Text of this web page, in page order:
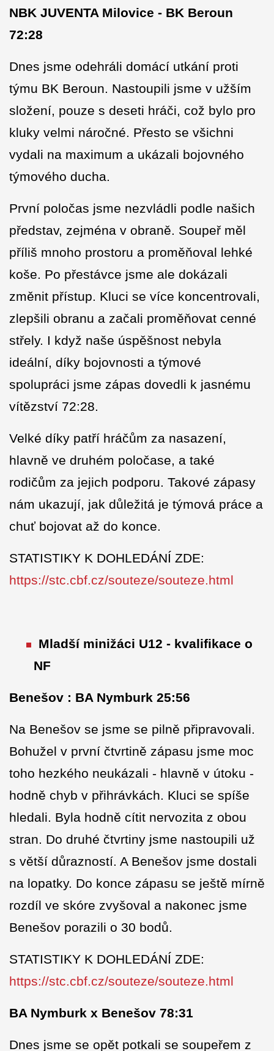
NBK JUVENTA Milovice - BK Beroun
72:28
Dnes jsme odehráli domácí utkání proti
týmu BK Beroun. Nastoupili jsme v užším
složení, pouze s deseti hráči, což bylo pro
kluky velmi náročné. Přesto se všichni
vydali na maximum a ukázali bojovného
týmového ducha.
První poločas jsme nezvládli podle našich
představ, zejména v obraně. Soupeř měl
příliš mnoho prostoru a proměňoval lehké
koše. Po přestávce jsme ale dokázali
změnit přístup. Kluci se více koncentrovali,
zlepšili obranu a začali proměňovat cenné
střely. I když naše úspěšnost nebyla
ideální, díky bojovnosti a týmové
spolupráci jsme zápas dovedli k jasnému
vítězství 72:28.
Velké díky patří hráčům za nasazení,
hlavně ve druhém poločase, a také
rodičům za jejich podporu. Takové zápasy
nám ukazují, jak důležitá je týmová práce a
chuť bojovat až do konce.
STATISTIKY K DOHLEDÁNÍ ZDE:
https://stc.cbf.cz/souteze/souteze.html
Mladší minižáci U12 - kvalifikace o
NF
Benešov : BA Nymburk 25:56
Na Benešov se jsme se pilně připravovali.
Bohužel v první čtvrtině zápasu jsme moc
toho hezkého neukázali - hlavně v útoku -
hodně chyb v přihrávkách. Kluci se spíše
hledali. Byla hodně cítit nervozita z obou
stran. Do druhé čtvrtiny jsme nastoupili už
s větší důrazností. A Benešov jsme dostali
na lopatky. Do konce zápasu se ještě mírně
rozdíl ve skóre zvyšoval a nakonec jsme
Benešov porazili o 30 bodů.
STATISTIKY K DOHLEDÁNÍ ZDE:
https://stc.cbf.cz/souteze/souteze.html
BA Nymburk x Benešov 78:31
Dnes jsme se opět potkali se soupeřem z